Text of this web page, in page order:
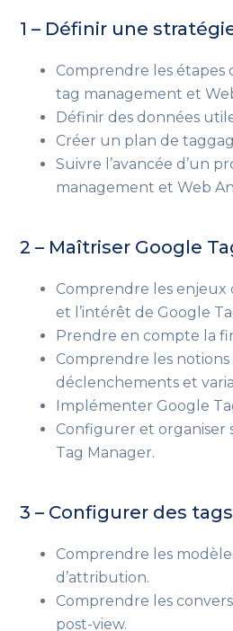
1 – Définir une
Comprendre les étapes
tag management et
Définir des données
Créer un plan de
Suivre l’avancée d’un
management et Web
2 – Maîtriser Google
Comprendre les
et l’intérêt de Google
Prendre en compte la
Comprendre les
déclenchements et
Implémenter Google
Configurer et organiser
Tag Manager.
3 – Configurer des
Comprendre les
d’attribution.
Comprendre les
post-view.